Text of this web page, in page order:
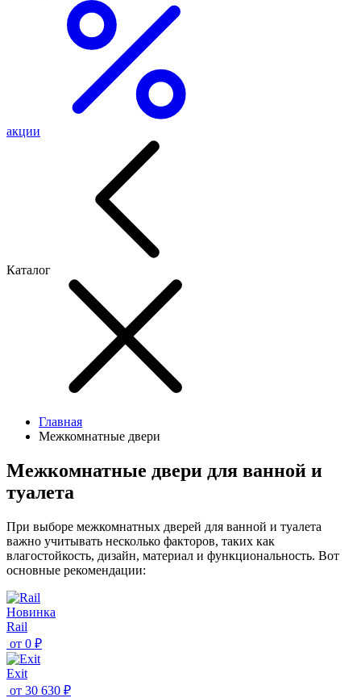
акции
Каталог
Главная
Межкомнатные двери
Межкомнатные двери для ванной и
туалета
При выборе межкомнатных дверей для ванной и туалета
важно учитывать несколько факторов, таких как
влагостойкость, дизайн, материал и функциональность. Вот
основные рекомендации:
Новинка
Rail
от 0 ₽
Exit
от 30 630 ₽